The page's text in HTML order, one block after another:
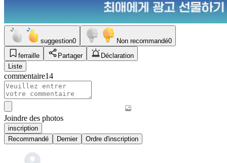
suggestion0 Non recommandé0
ferraille
Partager
Déclaration
Liste
commentaire14
Joindre des photos
inscription
Recommandé
Dernier Ordre d'inscription